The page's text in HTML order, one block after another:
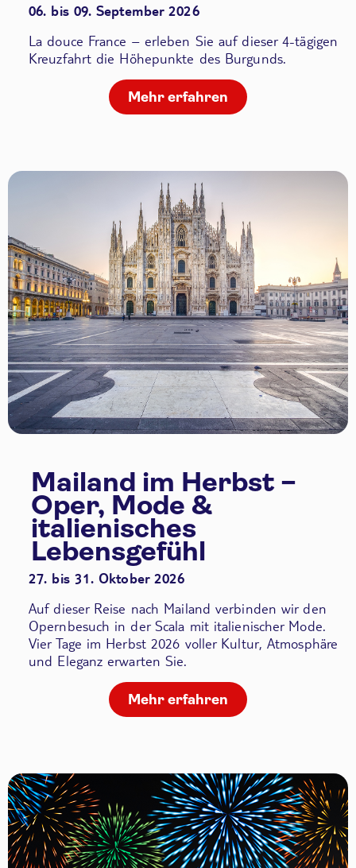
06. bis 09. September 2026
La douce France – erleben Sie auf dieser 4-tägigen
Kreuzfahrt die Höhepunkte des Burgunds.
Mehr erfahren
Mailand im Herbst –
Oper, Mode &
italienisches
Lebensgefühl
27. bis 31. Oktober 2026
Auf dieser Reise nach Mailand verbinden wir den
Opernbesuch in der Scala mit italienischer Mode.
Vier Tage im Herbst 2026 voller Kultur, Atmosphäre
und Eleganz erwarten Sie.
Mehr erfahren